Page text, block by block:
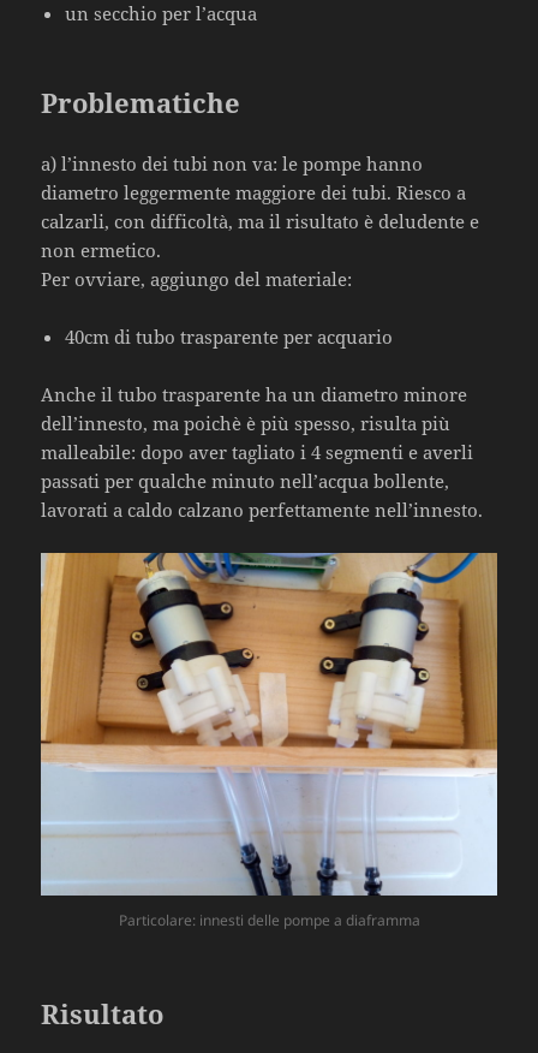
un secchio per l’acqua
Problematiche
a) l’innesto dei tubi non va: le pompe hanno
diametro leggermente maggiore dei tubi. Riesco a
calzarli, con difficoltà, ma il risultato è deludente e
non ermetico.
Per ovviare, aggiungo del materiale:
40cm di tubo trasparente per acquario
Anche il tubo trasparente ha un diametro minore
dell’innesto, ma poichè è più spesso, risulta più
malleabile: dopo aver tagliato i 4 segmenti e averli
passati per qualche minuto nell’acqua bollente,
lavorati a caldo calzano perfettamente nell’innesto.
Particolare: innesti delle pompe a diaframma
Risultato